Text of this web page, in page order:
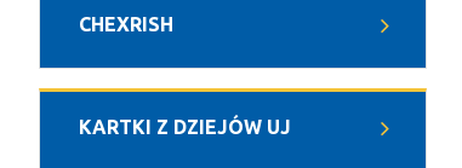
CHEXRISH
KARTKI Z DZIEJÓW UJ